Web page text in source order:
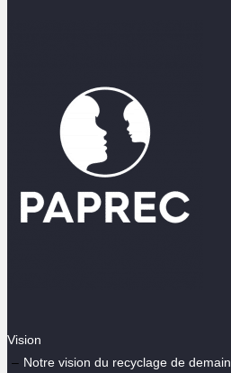
Vision
Notre vision du recyclage de demain